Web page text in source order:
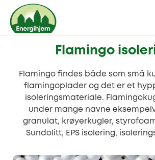
Flamingo
Flamingo findes både som små
flamingoplader og det er et
isoleringsmateriale.
under mange navne
granulat, krøyerkugler,
Sundolitt, EPS isolering,